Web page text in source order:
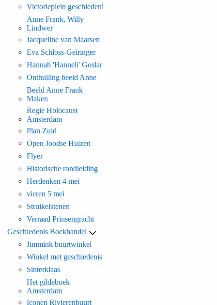
Victorieplein geschiedeni
Anne Frank, Willy
Lindwer
Jacqueline van Maarsen
Eva Schloss-Geiringer
Hannah 'Hanneli' Goslar
Onthulling beeld Anne
Beeld Anne Frank
Maken
Regie Holocaust
Amsterdam
Plan Zuid
Open Joodse Huizen
Flyer
Historische rondleiding
Herdenken 4 mei
vieren 5 mei
Struikelstenen
Verraad Prinsengracht
Geschiedenis Boekhandel
Jimmink buurtwinkel
Winkel met geschiedenis
Sinterklaas
Het gildeboek
Amsterdam
Iconen Rivierenbuurt